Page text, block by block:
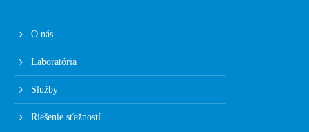
O nás
Laboratória
Služby
Riešenie sťažností